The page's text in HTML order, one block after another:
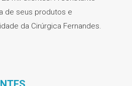
de seus produtos e
da Cirúrgica Fernandes.